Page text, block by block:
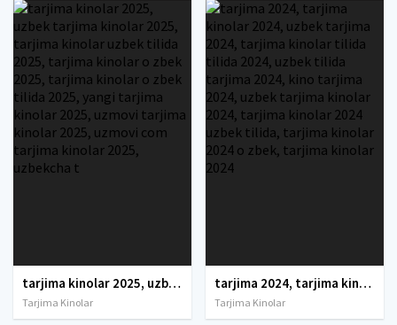
tarjima kinolar 2025, uzbek tarjima kinolar 2025, tarjima kinolar uzbek tilida 2025, tarjima kinolar o zbek 2025, tarjima kinolar o zbek tilida 2025, yangi tarjima kinolar 2025, uzmovi tarjima kinolar 2025, uzmovi com tarjima kinolar 2025, uzbekcha t
Tarjima Kinolar
tarjima 2024, tarjima kinolar 2024, uzbek tarjima 2024, tarjima kinolar tilida tilida 2024, uzbek tilida tarjima 2024, kino tarjima 2024, uzbek tarjima kinolar 2024, tarjima kinolar 2024 uzbek tilida, tarjima kinolar 2024 o zbek, tarjima kinolar 2024
Tarjima Kinolar